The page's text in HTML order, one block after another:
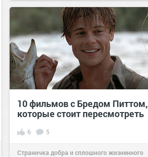
10 фильмов с Бредом Питтом,
которые стоит пересмотреть
6 5
Страничка добра и сплошного жизненного